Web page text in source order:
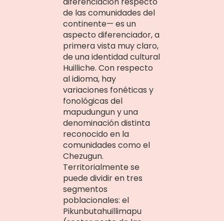
de las comunidades del
continente— es un
aspecto diferenciador, a
primera vista muy claro,
de una identidad cultural
Huilliche. Con respecto
al idioma, hay
variaciones fonéticas y
fonológicas del
mapudungun y una
denominación distinta
reconocido en la
comunidades como el
Chezugun.
Territorialmente se
puede dividir en tres
segmentos
poblacionales: el
Pikunbutahuillimapu